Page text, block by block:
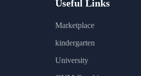
Useful Links
Marketplace
kindergarten
University